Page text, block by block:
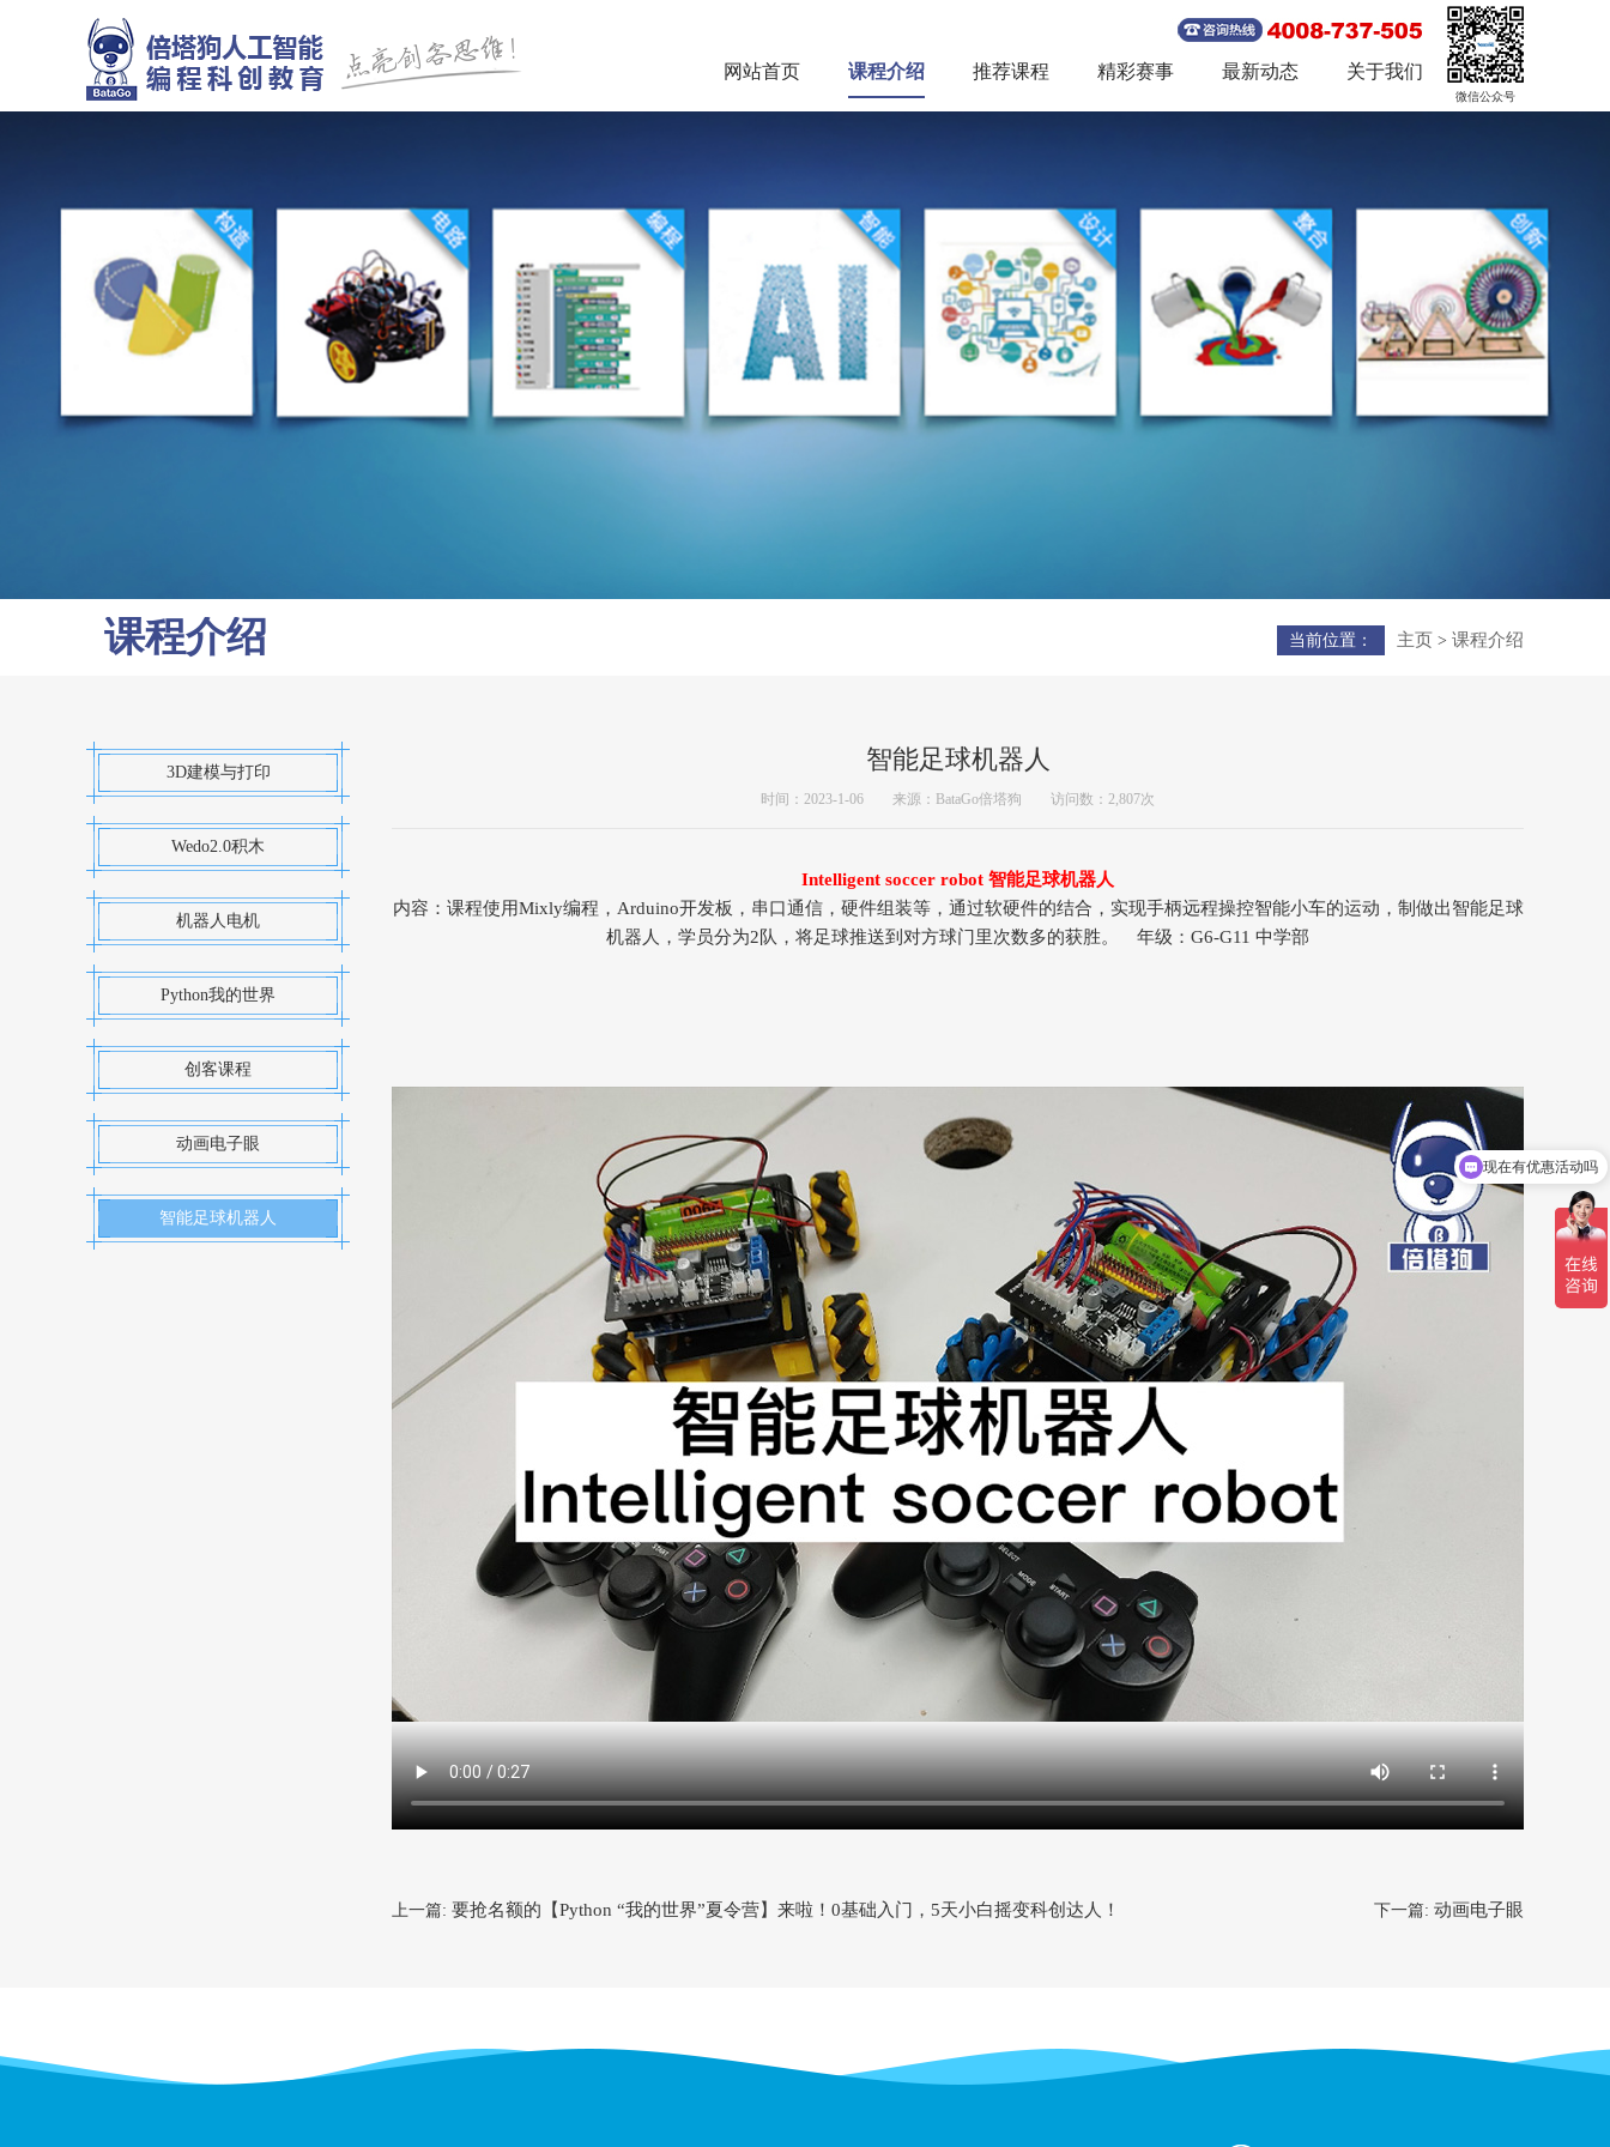
网站首页 课程介绍 推荐课程 精彩赛事 最新动态 关于我们
微信公众号
课程介绍 当前位置： 主页 > 课程介绍
3D建模与打印
Wedo2.0积木
机器人电机
Python我的世界
创客课程
动画电子眼
智能足球机器人
智能足球机器人
时间：2023-1-06 来源：BataGo倍塔狗 访问数：2,807次
Intelligent soccer robot 智能足球机器人
内容：课程使用Mixly编程，Arduino开发板，串口通信，硬件组装等，通过软硬件的结合，实现手柄远程操控智能小车的运动，制做出智能足球
机器人，学员分为2队，将足球推送到对方球门里次数多的获胜。 年级：G6-G11 中学部
上一篇: 要抢名额的【Python “我的世界”夏令营】来啦！0基础入门，5天小白摇变科创达人！ 下一篇: 动画电子眼
现在有优惠活动吗